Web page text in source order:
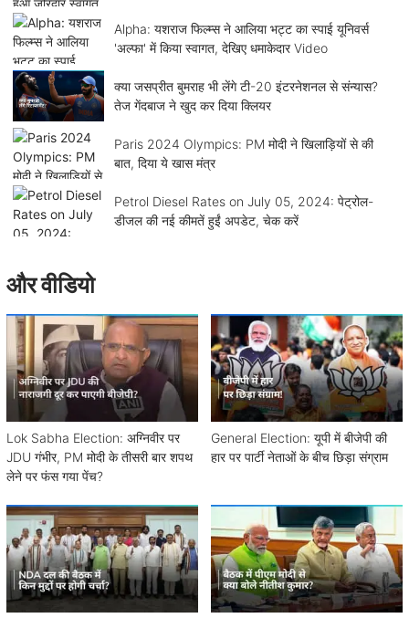
Alpha: यशराज फिल्म्स ने आलिया भट्ट का स्पाई यूनिवर्स
'अल्फा' में किया स्वागत, देखिए धमाकेदार Video
क्या जसप्रीत बुमराह भी लेंगे टी-20 इंटरनेशनल से संन्यास?
तेज गेंदबाज ने खुद कर दिया क्लियर
Paris 2024 Olympics: PM मोदी ने खिलाड़ियों से की
बात, दिया ये खास मंत्र
Petrol Diesel Rates on July 05, 2024: पेट्रोल-
डीजल की नई कीमतें हुईं अपडेट, चेक करें
और वीडियो
Lok Sabha Election: अग्निवीर पर
JDU गंभीर, PM मोदी के तीसरी बार शपथ
लेने पर फंस गया पेंच?
General Election: यूपी में बीजेपी की
हार पर पार्टी नेताओं के बीच छिड़ा संग्राम